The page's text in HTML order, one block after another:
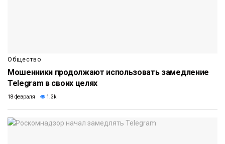
Общество
Мошенники продолжают использовать замедление
Telegram в своих целях
18 февраля 1.3k